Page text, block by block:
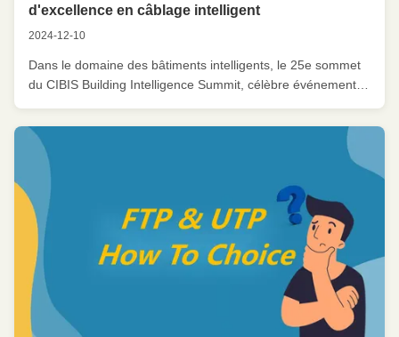
d'excellence en câblage intelligent
2024-12-10
Dans le domaine des bâtiments intelligents, le 25e sommet
du CIBIS Building Intelligence Summit, célèbre événement
Guangzhou DongFang le 5 décembre 2024. Many well-
known experts from the intelligent building industry and
representatives ...